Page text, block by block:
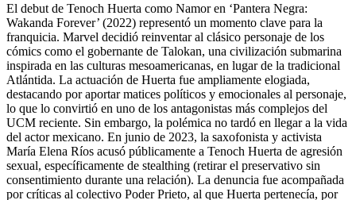
El debut de Tenoch Huerta como Namor en ‘Pantera Negra:
Wakanda Forever’ (2022) representó un momento clave para la
franquicia. Marvel decidió reinventar al clásico personaje de los
cómics como el gobernante de Talokan, una civilización submarina
inspirada en las culturas mesoamericanas, en lugar de la tradicional
Atlántida. La actuación de Huerta fue ampliamente elogiada,
destacando por aportar matices políticos y emocionales al personaje,
lo que lo convirtió en uno de los antagonistas más complejos del
UCM reciente. Sin embargo, la polémica no tardó en llegar a la vida
del actor mexicano. En junio de 2023, la saxofonista y activista
María Elena Ríos acusó públicamente a Tenoch Huerta de agresión
sexual, específicamente de stealthing (retirar el preservativo sin
consentimiento durante una relación). La denuncia fue acompañada
por críticas al colectivo Poder Prieto, al que Huerta pertenecía, por